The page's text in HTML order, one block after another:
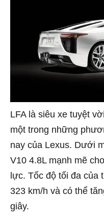
LFA là siêu xe tuyệt
một trong những
nay của Lexus. Dưới
V10 4.8L mạnh mẽ
lực. Tốc độ tối đa của
323 km/h và có thể
giây.